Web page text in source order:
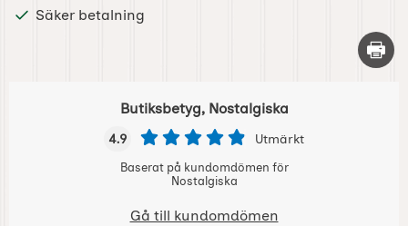
Säker betalning
Skriv
Butiksbetyg, Nostalgiska
4.9 Utmärkt
Baserat på kundomdömen för
Nostalgiska
Gå till kundomdömen